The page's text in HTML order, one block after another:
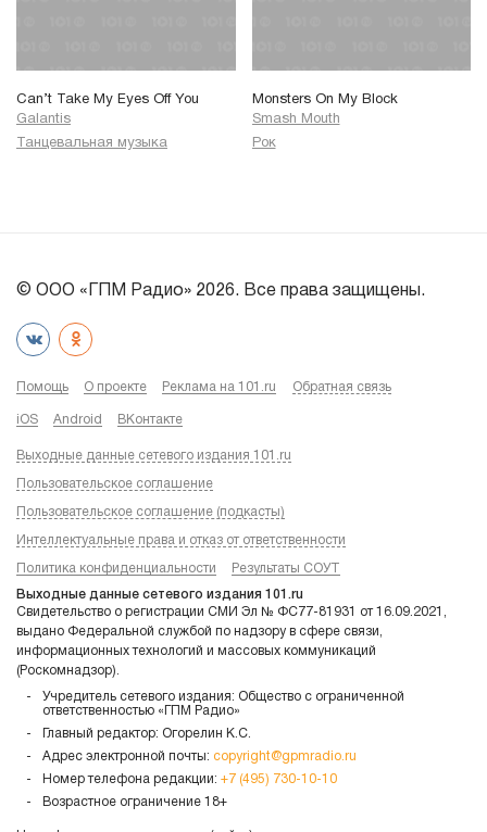
Can’t Take My Eyes Off You
Galantis
Танцевальная музыка
Monsters On My Block
Smash Mouth
Рок
© ООО «ГПМ Радио» 2026. Все права защищены.
Помощь О проекте Реклама на 101.ru Обратная связь
iOS Android ВКонтакте
Выходные данные сетевого издания 101.ru
Пользовательское соглашение
Пользовательское соглашение (подкасты)
Интеллектуальные права и отказ от ответственности
Политика конфиденциальности Результаты СОУТ
Выходные данные сетевого издания 101.ru
Свидетельство о регистрации СМИ Эл № ФС77-81931 от 16.09.2021,
выдано Федеральной службой по надзору в сфере связи,
информационных технологий и массовых коммуникаций
(Роскомнадзор).
Учредитель сетевого издания: Общество с ограниченной
ответственностью «ГПМ Радио»
Главный редактор: Огорелин К.С.
Адрес электронной почты: copyright@gpmradio.ru
Номер телефона редакции: +7 (495) 730-10-10
Возрастное ограничение 18+